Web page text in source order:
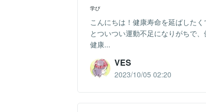
学び
こんにちは！健康寿命を延ばした
とついつい運動不足になりがちで
健康...
VES
2023/10/05 02:20